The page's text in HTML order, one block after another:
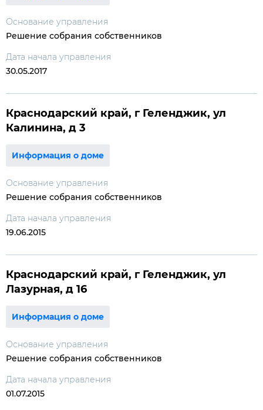
Основание управления
Решение собрания собственников
Дата начала управления
30.05.2017
Краснодарский край, г Геленджик, ул
Калинина, д 3
Информация о доме
Основание управления
Решение собрания собственников
Дата начала управления
19.06.2015
Краснодарский край, г Геленджик, ул
Лазурная, д 16
Информация о доме
Основание управления
Решение собрания собственников
Дата начала управления
01.07.2015